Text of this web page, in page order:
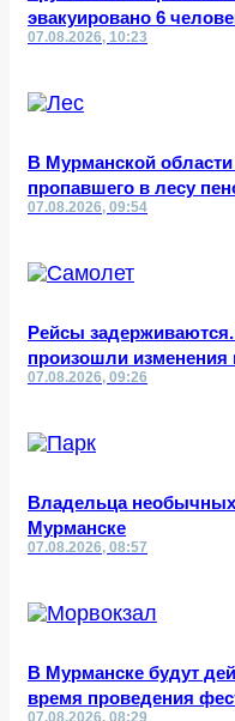
эвакуировано 6
07.08.2026, 10:23
В Мурманской
пропавшего в лесу
07.08.2026, 09:54
Рейсы
произошли изменения
07.08.2026, 09:26
Владельца
Мурманске
07.08.2026, 08:57
В Мурманске будут
время проведения
07.08.2026, 08:29